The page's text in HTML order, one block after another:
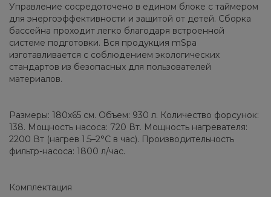
Управление сосредоточено в едином блоке с таймером
для энергоэффективности и защитой от детей. Сборка
бассейна проходит легко благодаря встроенной
системе подготовки. Вся продукция mSpa
изготавливается с соблюдением экологических
стандартов из безопасных для пользователей
материалов.
Размеры: 180х65 см. Объем: 930 л. Количество форсунок:
138. Мощность насоса: 720 Вт. Мощность нагревателя:
2200 Вт (нагрев 1.5–2°С в час). Производительность
фильтр-насоса: 1800 л/час.
Комплектация